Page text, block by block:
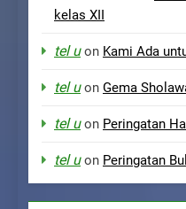
kelas XII
tel uon Kami Ada
tel uon Gema
tel uon Peringatan
tel uon Peringatan